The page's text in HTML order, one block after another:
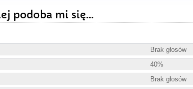
podoba mi się...
Brak głosów
40%
Brak głosów